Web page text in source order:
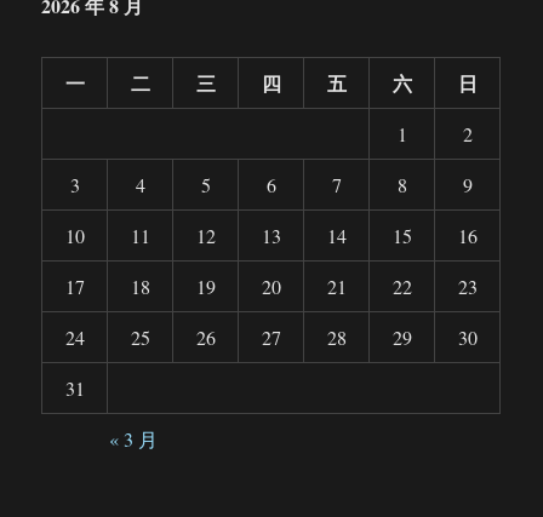
一 二 三 四 五 六 日
1
2
3
4 5 6 7 8
9
10
11 12 13 14 15
16
17
18 19 20 21 22
23
24
25 26 27 28 29
30
31
« 3 月